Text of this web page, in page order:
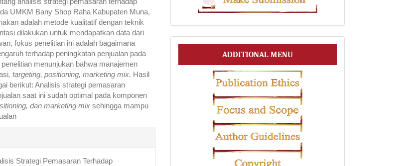
UMKM Bany Shop Raha Kabupaten Muna,
adalah metode kualitatif dengan teknik
dilakukan untuk mendapatkan data dari
fokus penelitian ini adalah bagaimana
terhadap peningkatan penjualan pada
menunjukan bahwa manajemen
, targeting, positioning, marketing mix. Hasil
berikut: Analisis strategi pemasaran
saat ini sudah optimal pada komponen
dan marketing mixsehingga mampu
Strategi Pemasaran Terhadap
Submission
Additional
Menu ADDITIONAL MENU